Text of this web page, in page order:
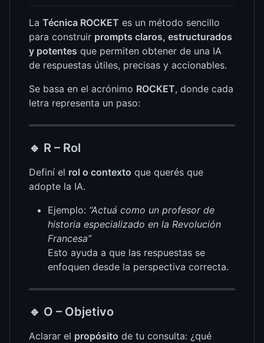
La Técnica ROCKET es un método sencillo
para construir prompts claros, estructurados
y potentes que permiten obtener de una IA
de respuestas útiles, precisas y accionables.
Se basa en el acrónimo ROCKET, donde cada
letra representa un paso:
🔹 R – Rol
Definí el rol o contexto que querés que
adopte la IA.
Ejemplo: “Actuá como un profesor de
historia especializado en la Revolución
Francesa”
Esto ayuda a que las respuestas se
enfoquen desde la perspectiva correcta.
🔹 O – Objetivo
Aclarar el propósito de tu consulta: ¿qué